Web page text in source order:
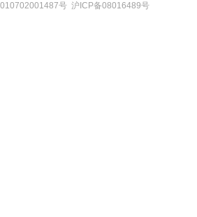
号 沪ICP备08016489号